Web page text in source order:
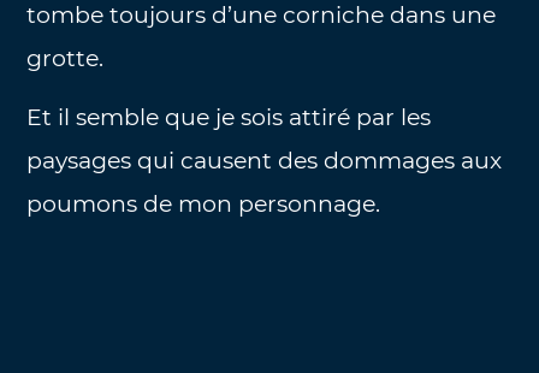
tombe toujours d’une corniche dans une
grotte.
Et il semble que je sois attiré par les
paysages qui causent des dommages aux
poumons de mon personnage.